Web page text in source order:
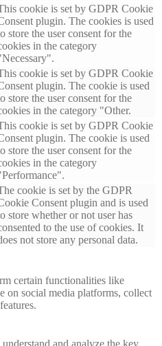
cookie is set by GDPR Cookie
plugin. The cookies is used
store the user consent for the
in the category
cookie is set by GDPR Cookie
plugin. The cookie is used
store the user consent for the
in the category "Other.
cookie is set by GDPR Cookie
plugin. The cookie is used
store the user consent for the
in the category
cookie is set by the GDPR
Consent plugin and is used
store whether or not user has
to the use of cookies. It
not store any personal data.
certain functionalities like
on social media platforms, collect
and analyze the key